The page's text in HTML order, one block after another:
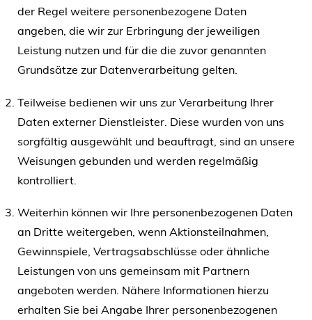
der Regel weitere personenbezogene Daten
angeben, die wir zur Erbringung der jeweiligen
Leistung nutzen und für die die zuvor genannten
Grundsätze zur Datenverarbeitung gelten.
Teilweise bedienen wir uns zur Verarbeitung Ihrer
Daten externer Dienstleister. Diese wurden von uns
sorgfältig ausgewählt und beauftragt, sind an unsere
Weisungen gebunden und werden regelmäßig
kontrolliert.
Weiterhin können wir Ihre personenbezogenen Daten
an Dritte weitergeben, wenn Aktionsteilnahmen,
Gewinnspiele, Vertragsabschlüsse oder ähnliche
Leistungen von uns gemeinsam mit Partnern
angeboten werden. Nähere Informationen hierzu
erhalten Sie bei Angabe Ihrer personenbezogenen